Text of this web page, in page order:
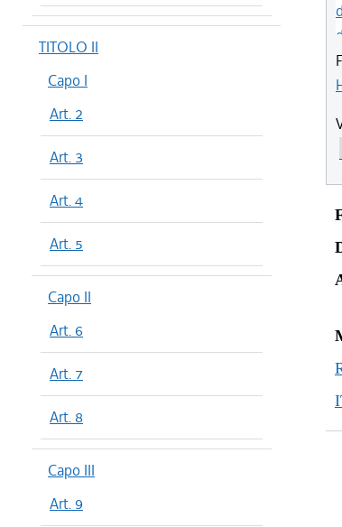
TITOLO II
Capo I
Art. 2
Art. 3
Art. 4
Art. 5
Capo II
Art. 6
Art. 7
Art. 8
Capo III
Art. 9